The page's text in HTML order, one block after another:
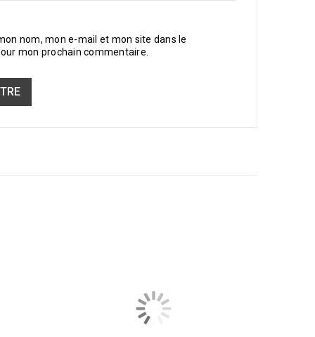
nom, mon e-mail et mon site dans le
mon prochain commentaire.